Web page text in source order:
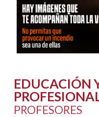
EDUCACIÓN
PROFESORES